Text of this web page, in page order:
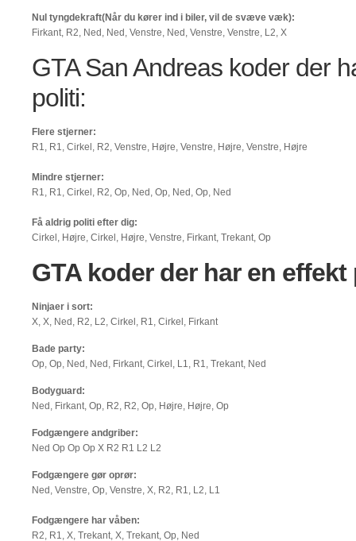
Nul tyngdekraft(Når du kører ind i biler, vil de svæve væk):
Firkant, R2, Ned, Ned, Venstre, Ned, Venstre, Venstre, L2, X
GTA San Andreas koder der
politi:
Flere stjerner:
R1, R1, Cirkel, R2, Venstre, Højre, Venstre, Højre, Venstre, Højre
Mindre stjerner:
R1, R1, Cirkel, R2, Op, Ned, Op, Ned, Op, Ned
Få aldrig politi efter dig:
Cirkel, Højre, Cirkel, Højre, Venstre, Firkant, Trekant, Op
GTA koder der har en effekt
Ninjaer i sort:
X, X, Ned, R2, L2, Cirkel, R1, Cirkel, Firkant
Bade party:
Op, Op, Ned, Ned, Firkant, Cirkel, L1, R1, Trekant, Ned
Bodyguard:
Ned, Firkant, Op, R2, R2, Op, Højre, Højre, Op
Fodgængere andgriber:
Ned Op Op Op X R2 R1 L2 L2
Fodgængere gør oprør:
Ned, Venstre, Op, Venstre, X, R2, R1, L2, L1
Fodgængere har våben:
R2, R1, X, Trekant, X, Trekant, Op, Ned